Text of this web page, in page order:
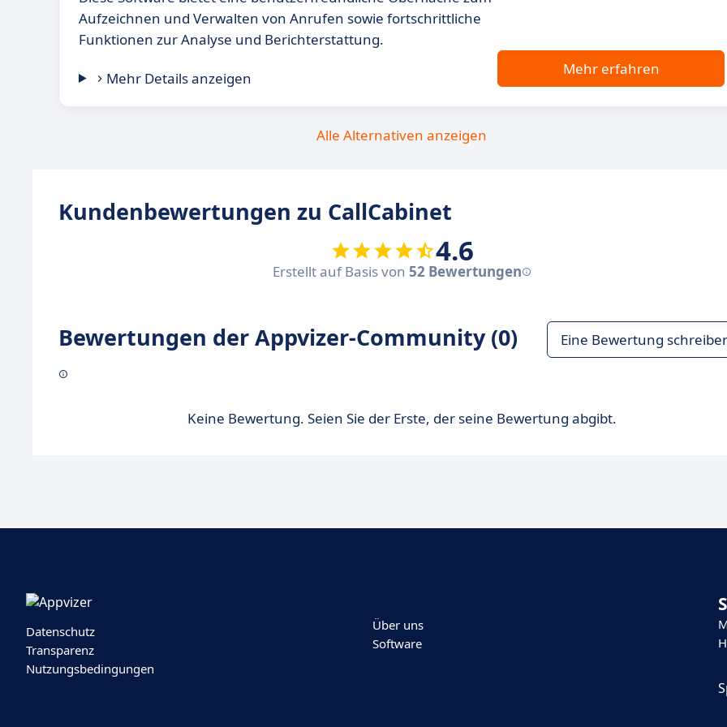
Aufzeichnen und Verwalten von Anrufen sowie fortschrittliche
Funktionen zur Analyse und Berichterstattung.
Mehr Details anzeigen
Mehr erfahren
Alle Alternativen anzeigen
Kundenbewertungen zu CallCabinet
4.6
Erstellt auf Basis von 52 Bewertungen
Bewertungen der Appvizer-Community (0) Eine Bewertung
Keine Bewertung. Seien Sie der Erste, der seine Bewertung abgibt.
Datenschutz
Transparenz
Nutzungsbedingungen
Über uns
Software